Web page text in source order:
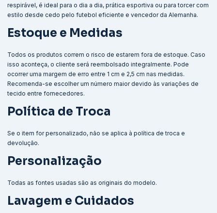
respirável, é ideal para o dia a dia, prática esportiva ou para torcer com
estilo desde cedo pelo futebol eficiente e vencedor da Alemanha.
Estoque e Medidas
Todos os produtos correm o risco de estarem fora de estoque. Caso
isso aconteça, o cliente será reembolsado integralmente. Pode
ocorrer uma margem de erro entre 1 cm e 2,5 cm nas medidas.
Recomenda-se escolher um número maior devido às variações de
tecido entre fornecedores.
Política de Troca
Se o item for personalizado, não se aplica à política de troca e
devolução.
Personalização
Todas as fontes usadas são as originais do modelo.
Lavagem e Cuidados